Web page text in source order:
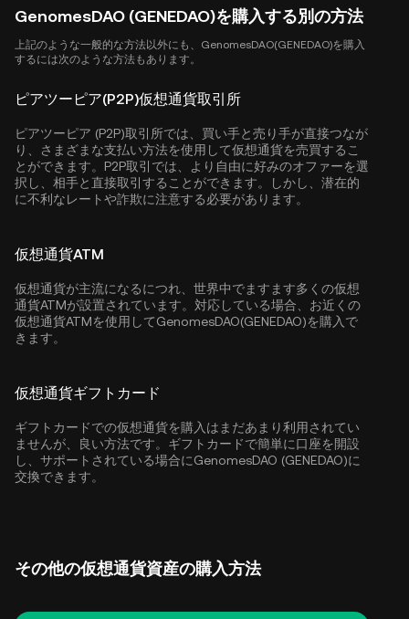
GenomesDAO (GENEDAO)を購入する別の方法
上記のような一般的な方法以外にも、GenomesDAO(GENEDAO)を購入
するには次のような方法もあります。
ピアツーピア(P2P)仮想通貨取引所
ピアツーピア (P2P)取引所では、買い手と売り手が直接つなが
り、さまざまな支払い方法を使用して仮想通貨を売買するこ
とができます。P2P取引では、より自由に好みのオファーを選
択し、相手と直接取引することができます。しかし、潜在的
に不利なレートや詐欺に注意する必要があります。
仮想通貨ATM
仮想通貨が主流になるにつれ、世界中でますます多くの仮想
通貨ATMが設置されています。対応している場合、お近くの
仮想通貨ATMを使用してGenomesDAO(GENEDAO)を購入で
きます。
仮想通貨ギフトカード
ギフトカードでの仮想通貨を購入はまだあまり利用されてい
ませんが、良い方法です。ギフトカードで簡単に口座を開設
し、サポートされている場合にGenomesDAO (GENEDAO)に
交換できます。
その他の仮想通貨資産の購入方法